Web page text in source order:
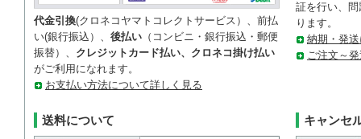
代金引換(クロネコヤマトコレクトサービス）、前払
い(銀行振込）、 後払い （コンビニ・銀行振込・郵便
振替）、 クレジットカード払い、クロネコ掛け払い
がご利用になれます。
お支払い方法について詳しく見る
送料について
証を行い、
ります。
納期・発
ご注文～
キャンセ